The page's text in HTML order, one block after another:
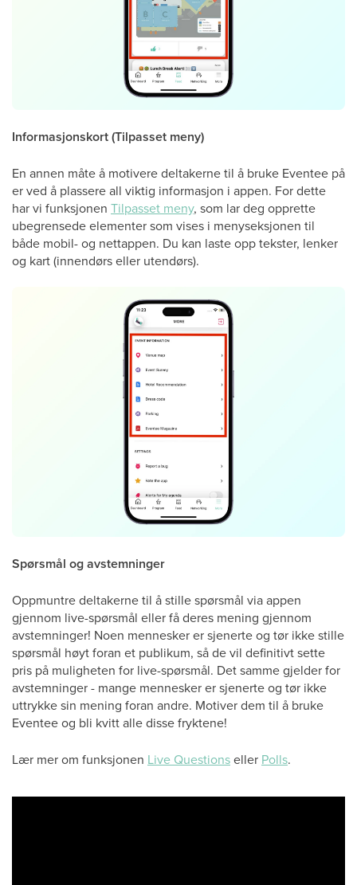
Informasjonskort (Tilpasset meny)
En annen måte å motivere deltakerne til å bruke Eventee på
er ved å plassere all viktig informasjon i appen. For dette
har vi funksjonen Tilpasset meny, som lar deg opprette
ubegrensede elementer som vises i menyseksjonen til
både mobil- og nettappen. Du kan laste opp tekster, lenker
og kart (innendørs eller utendørs).
Spørsmål og avstemninger
Oppmuntre deltakerne til å stille spørsmål via appen
gjennom live-spørsmål eller få deres mening gjennom
avstemninger! Noen mennesker er sjenerte og tør ikke stille
spørsmål høyt foran et publikum, så de vil definitivt sette
pris på muligheten for live-spørsmål. Det samme gjelder for
avstemninger - mange mennesker er sjenerte og tør ikke
uttrykke sin mening foran andre. Motiver dem til å bruke
Eventee og bli kvitt alle disse fryktene!
Lær mer om funksjonen Live Questionseller Polls.